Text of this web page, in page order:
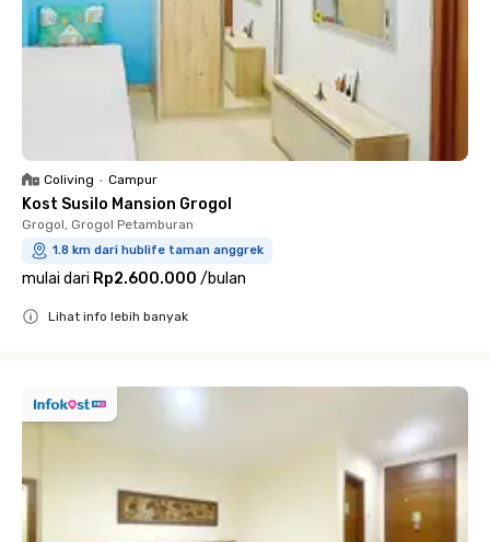
Coliving • Campur
Kost Susilo Mansion Grogol
Grogol, Grogol Petamburan
1.8 km dari hublife taman anggrek
mulai dari Rp2.600.000 /bulan
Lihat info lebih banyak